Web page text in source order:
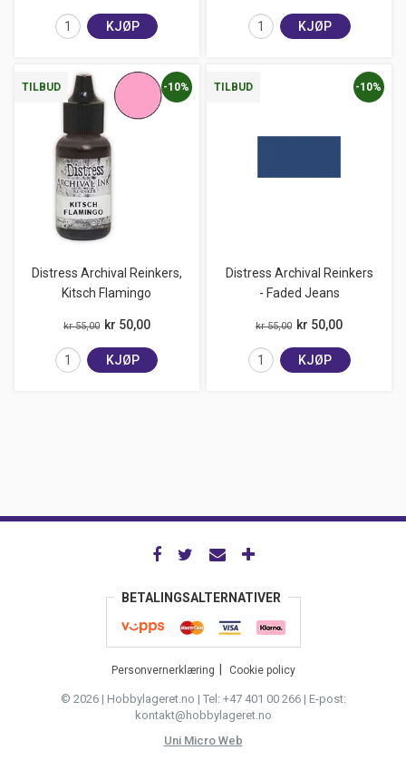
KJØP KJØP
TILBUD
Distress Archival Reinkers,
Kitsch Flamingo
-10%
kr 55,00 kr 50,00
KJØP
TILBUD
Distress Archival Reinkers
- Faded Jeans
-10%
kr 55,00 kr 50,00
KJØP
BETALINGSALTERNATIVER
Personvernerklæring Cookie policy
© 2026 | Hobbylageret.no | Tel: +47 401 00 266 | E-post:
kontakt@hobbylageret.no
Uni Micro Web